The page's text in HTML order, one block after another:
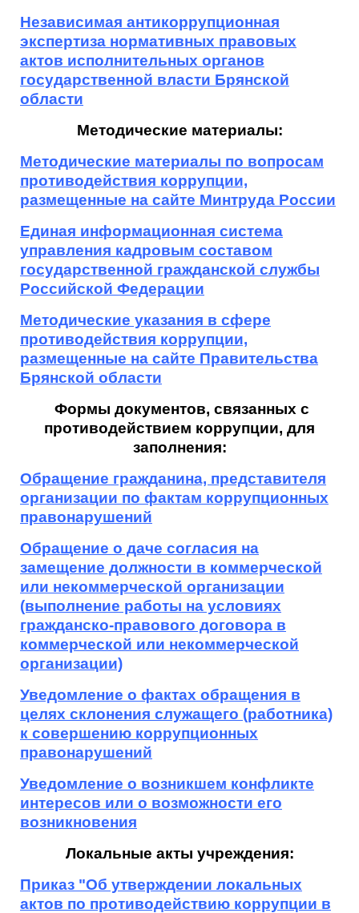
Независимая антикоррупционная
экспертиза нормативных правовых
актов исполнительных органов
государственной власти Брянской
области
Методические материалы:
Методические материалы по вопросам
противодействия коррупции,
размещенные на сайте Минтруда России
Единая информационная система
управления кадровым составом
государственной гражданской службы
Российской Федерации
Методические указания в сфере
противодействия коррупции,
размещенные на сайте Правительства
Брянской области
Формы документов, связанных с
противодействием коррупции, для
заполнения:
Обращение гражданина, представителя
организации по фактам коррупционных
правонарушений
Обращение о даче согласия на
замещение должности в коммерческой
или некоммерческой организации
(выполнение работы на условиях
гражданско-правового договора в
коммерческой или некоммерческой
организации)
Уведомление о фактах обращения в
целях склонения служащего (работника)
к совершению коррупционных
правонарушений
Уведомление о возникшем конфликте
интересов или о возможности его
возникновения
Локальные акты учреждения:
Приказ "Об утверждении локальных
актов по противодействию коррупции в